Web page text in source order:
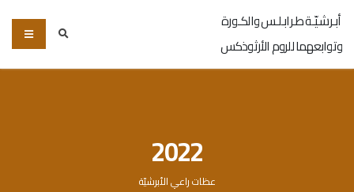
أبـرشـيّـة طـرابـلـس والكـورة
وتوابعهما للروم الأرثوذكس
2022
عظات راعي الأبرشيّة